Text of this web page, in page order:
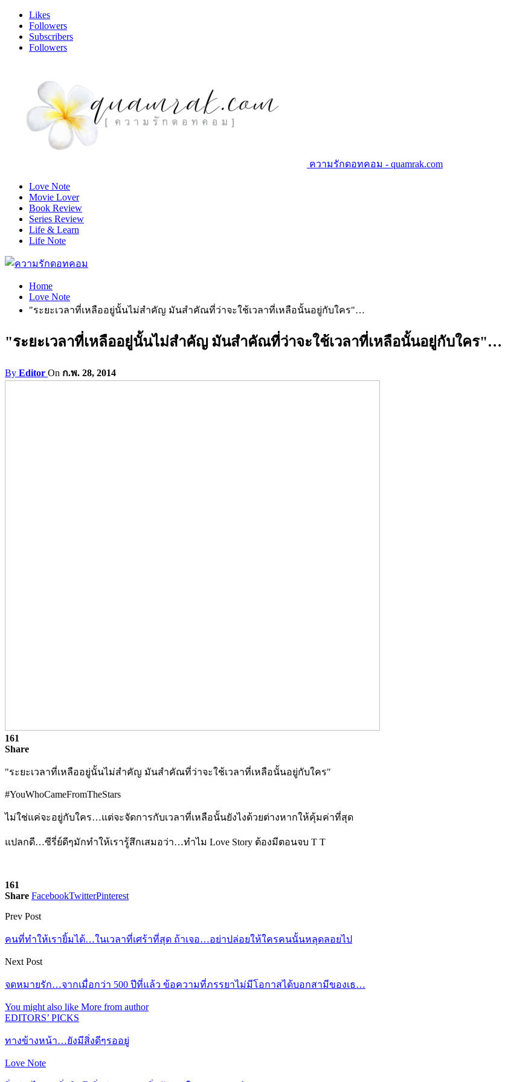
Likes
Followers
Subscribers
Followers
ความรักดอทคอม - quamrak.com
Love Note
Movie Lover
Book Review
Series Review
Life & Learn
Life Note
Home
Love Note
"ระยะเวลาที่เหลืออยู่นั้นไม่สำคัญ มันสำคัณที่ว่าจะใช้เวลาที่เหลือนั้นอยู่กับใคร"…
"ระยะเวลาที่เหลืออยู่นั้นไม่สำคัญ มันสำคัณที่ว่าจะใช้เวลาที่เหลือนั้นอยู่กับใคร"…
By Editor On ก.พ. 28, 2014
161
Share
"ระยะเวลาที่เหลืออยู่นั้นไม่สำคัญ มันสำคัณที่ว่าจะใช้เวลาที่เหลือนั้นอยู่กับใคร"
#YouWhoCameFromTheStars
ไม่ใช่แค่จะอยู่กับใคร…แต่จะจัดการกับเวลาที่เหลือนั้นยังไงด้วยต่างหากให้คุ้มค่าที่สุด
แปลกดี…ซีรี่ย์ดีๆมักทำให้เรารู้สึกเสมอว่า…ทำไม Love Story ต้องมีตอนจบ T T
161
Share FacebookTwitterPinterest
Prev Post
คนที่ทำให้เรายิ้มได้…ในเวลาที่เศร้าที่สุด ถ้าเจอ…อย่าปล่อยให้ใครคนนั้นหลุดลอยไป
Next Post
จดหมายรัก…จากเมื่อกว่า 500 ปีที่แล้ว ข้อความที่ภรรยาไม่มีโอกาสได้บอกสามีของเธ…
You might also like More from author
EDITORS’ PICKS
ทางข้างหน้า…ยังมีสิ่งดีๆรออยู่
Love Note